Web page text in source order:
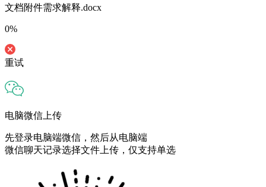
文档附件需求解释.docx
0%
重试
电脑微信上传
先登录电脑端微信，然后从电脑端
微信聊天记录选择文件上传，仅支持单选